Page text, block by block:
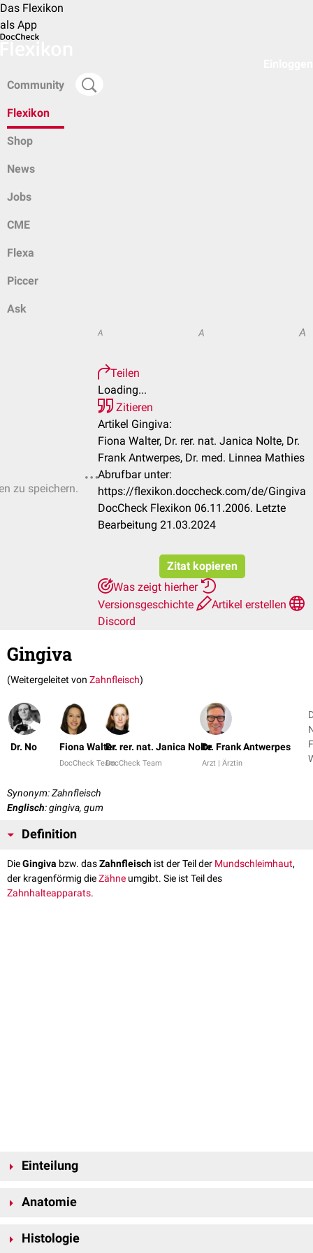
Das Flexikon
als App
Community
Flexikon
Shop
News
Jobs
CME
Flexa
Piccer
Ask
zu speichern.
A A A
Teilen
Loading...
Zitieren
Artikel Gingiva:
Fiona Walter, Dr. rer. nat. Janica Nolte, Dr.
Frank Antwerpes, Dr. med. Linnea Mathies
Abrufbar unter:
https://flexikon.doccheck.com/de/Gingiva
DocCheck Flexikon 06.11.2006. Letzte
Bearbeitung 21.03.2024
Zitat kopieren
Was zeigt hierher
Versionsgeschichte
Artikel erstellen
Discord
Gingiva
(Weitergeleitet von Zahnfleisch)
Dr. No Fiona Walter
DocCheck Team
Dr. rer. nat. Janica Nolte
DocCheck Team
Dr. Frank Antwerpes
Arzt | Ärztin
Synonym: Zahnfleisch
Englisch: gingiva, gum
Definition
DieGingiva bzw. dasZahnfleisch ist der Teil der Mundschleimhaut,
der kragenförmig dieZähne umgibt. Sie ist Teil des
Zahnhalteapparats.
Einteilung
Gingiva ist der Teil, der sich bei der Sondierung des gingivalen Sulkus mit
Gingivalsaum
bezeichnet und macht bei gesundem Zahnhalteapparat
nur einen kleinen Teil der Gingiva aus - etwa 1-2 mm. Die befestigte
Anatomie
zum Teil am Alveolarfortsatz
Histologie